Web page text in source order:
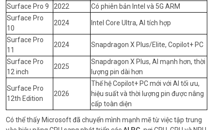
Surface Pro 9
2022
Có phiên bản Intel và 5G ARM
Surface Pro
10
2024 Intel Core Ultra, AI tích hợp
Surface Pro
11
2024 Snapdragon X Plus/Elite, Copilot+ PC
Surface Pro
12 inch
2025
Snapdragon X Plus, AI mạnh hơn, thời
lượng pin dài hơn
Surface Pro
12th Edition
2026
Thế hệ Copilot+ PC mới với AI tối ưu,
hiệu suất và thời lượng pin được nâng
cấp toàn diện
Có thể thấy Microsoft đã chuyển mình mạnh mẽ từ việc tập trung